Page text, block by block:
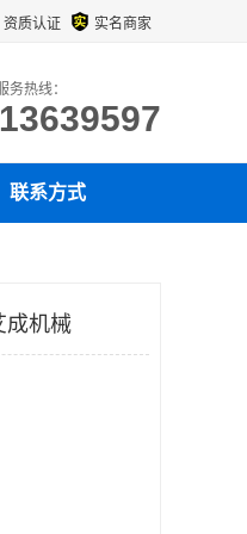
资质认证 实名商家
务热线：
联系方式
成机械